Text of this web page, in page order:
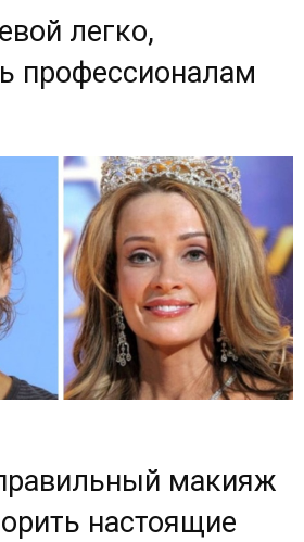
легко,
профессионалам
макияж
настоящие